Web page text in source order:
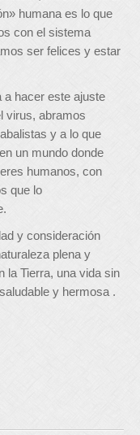
humana es lo que
con el sistema
ser felices y estar
a hacer este ajuste
virus, abramos
y a lo que
un mundo donde
humanos, con
que lo
y consideración
plena y
la Tierra, una vida sin
y hermosa .